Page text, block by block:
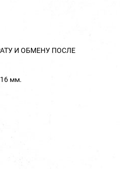
И ОБМЕНУ ПОСЛЕ
мм.